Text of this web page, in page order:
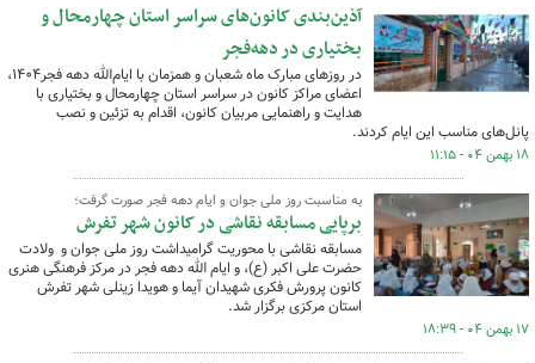
آذین‌بندی کانون‌های سراسر استان چهارمحال و
بختیاری در دهه‌فجر
در روزهای مبارک ماه شعبان و همزمان با ایام‌الله دهه فجر۱۴۰۴،
اعضای مراکز کانون در سراسر استان چهارمحال و بختیاری با
هدایت و راهنمایی مربیان کانون، اقدام به تزئین و نصب
پانل‌های مناسب این ایام کردند.
۱۸ بهمن ۰۴ - ۱۱:۱۵
به مناسبت روز ملی جوان و ایام دهه فجر صورت گرفت؛
برپایی مسابقه نقاشی در کانون شهر تفرش
مسابقه نقاشی با محوریت گرامیداشت روز ملی جوان و ولادت
حضرت علی اکبر (ع)، و ایام الله دهه فجر در مرکز فرهنگی هنری
کانون پرورش فکری شهیدان آیما و هویدا زینلی شهر تفرش
استان مرکزی برگزار شد.
۱۷ بهمن ۰۴ - ۱۸:۳۹